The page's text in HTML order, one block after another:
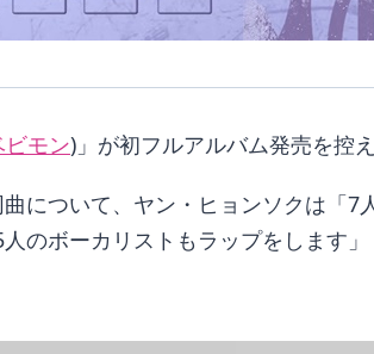
ビモン)」が初フルアルバム発売を控
について、ヤン・ヒョンソクは「
のボーカリストもラップをします